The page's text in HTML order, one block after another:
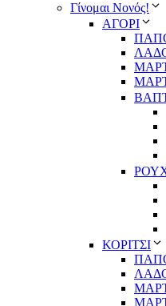
Γίνομαι Νονός!
ΑΓΟΡΙ
ΚΟΡΙΤΣΙ